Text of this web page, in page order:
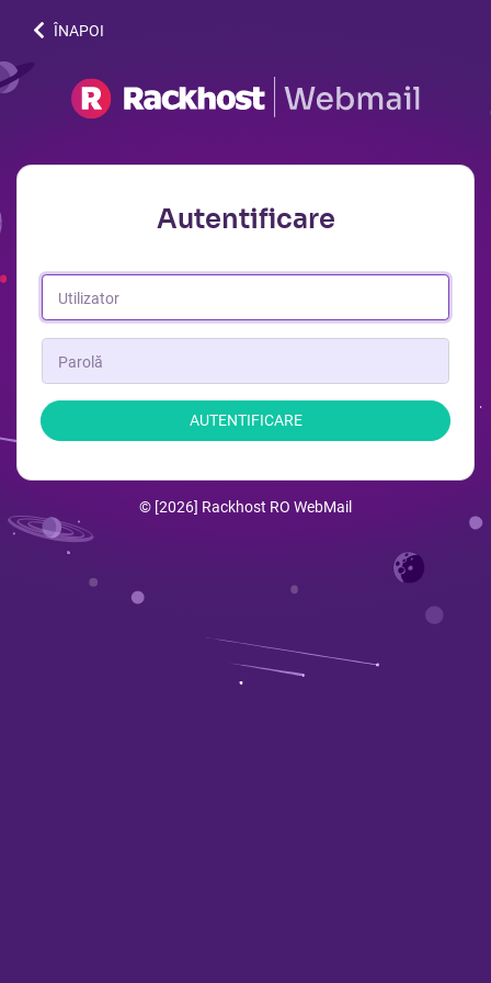
ÎNAPOI
Autentificare
AUTENTIFICARE
© [2026] Rackhost RO WebMail